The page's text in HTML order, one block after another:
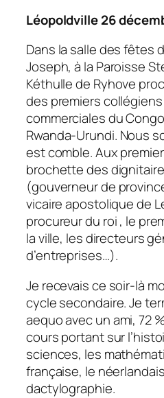
Léopoldville 26
Dans la salle des fêtes
Joseph, à la Paroisse
Kéthulle de Ryhove
des premiers collégiens
commerciales du
Rwanda-Urundi. Nous
est comble. Aux
brochette des
(gouverneur de
vicaire apostolique de
procureur du roi , le
la ville, les directeurs
d’entreprises…).
Je recevais ce soir-là
cycle secondaire. Je
aequo avec un ami, 72
cours portant sur
sciences, les
française, le
dactylographie.